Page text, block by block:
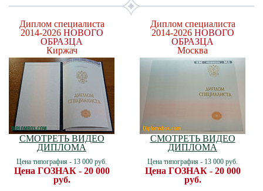
Диплом специалиста
2014-2026 НОВОГО
ОБРАЗЦА
Киржач
СМОТРЕТЬ ВИДЕО
ДИПЛОМА
Цена типография - 13 000 руб.
Цена ГОЗНАК - 20 000
руб.
Диплом специалиста
2014-2026 НОВОГО
ОБРАЗЦА
Москва
СМОТРЕТЬ ВИДЕО
ДИПЛОМА
Цена типография - 13 000 руб.
Цена ГОЗНАК - 20 000
руб.